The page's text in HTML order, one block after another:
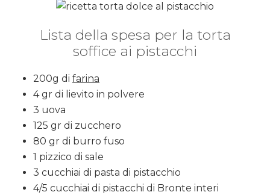
Lista della spesa per la torta
soffice ai pistacchi
200g di farina
4 gr di lievito in polvere
3 uova
125 gr di zucchero
80 gr di burro fuso
1 pizzico di sale
3 cucchiai di pasta di pistacchio
4/5 cucchiai di pistacchi di Bronte interi